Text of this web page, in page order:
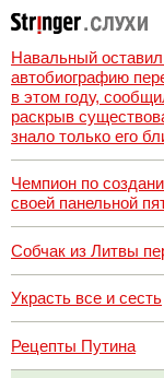
Навальный
автобиографию
в этом году,
раскрыв
знало только его
Чемпион по
своей панельной
Собчак из Литвы
Украсть все и сесть
Рецепты Путина